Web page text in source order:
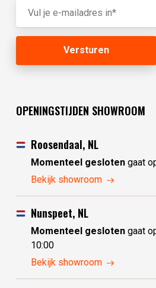
OPENINGSTIJDEN SHOWROOM
Roosendaal, NL
Momenteel geslotengaat
zondag
maandag
dinsdag
woensdag
donderdag
vrijdag
Bekijk showroom
Nunspeet, NL
Momenteel geslotengaat
10:00
zondag
maandag
Bekijk showroom